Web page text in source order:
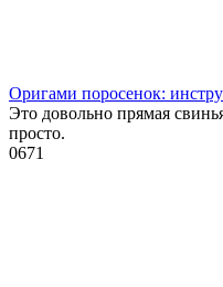
Оригами поросенок:
Это довольно прямая
просто.
0671